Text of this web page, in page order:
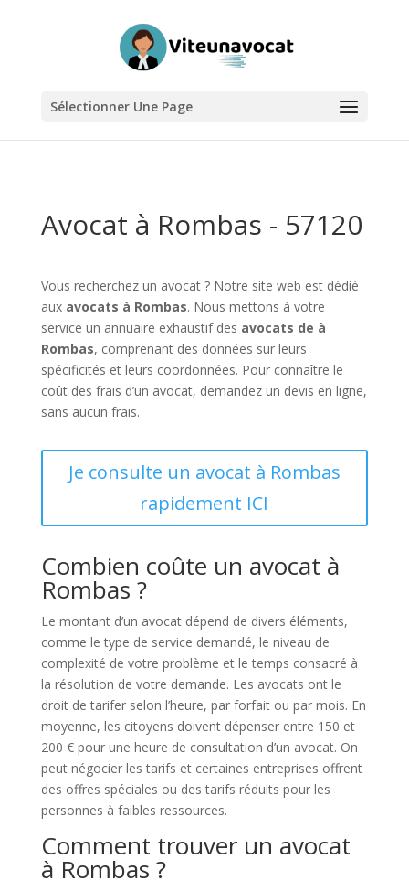
Sélectionner Une Page
Avocat à Rombas - 57120
Vous recherchez un avocat ? Notre site web est dédié
aux avocats à Rombas. Nous mettons à votre
service un annuaire exhaustif des avocats de à
Rombas, comprenant des données sur leurs
spécificités et leurs coordonnées. Pour connaître le
coût des frais d’un avocat, demandez un devis en ligne,
sans aucun frais.
Je consulte un avocat à Rombas
rapidement ICI
Combien coûte un avocat à
Rombas ?
Le montant d’un avocat dépend de divers éléments,
comme le type de service demandé, le niveau de
complexité de votre problème et le temps consacré à
la résolution de votre demande. Les avocats ont le
droit de tarifer selon l’heure, par forfait ou par mois. En
moyenne, les citoyens doivent dépenser entre 150 et
200 € pour une heure de consultation d’un avocat. On
peut négocier les tarifs et certaines entreprises offrent
des offres spéciales ou des tarifs réduits pour les
personnes à faibles ressources.
Comment trouver un avocat
à Rombas ?